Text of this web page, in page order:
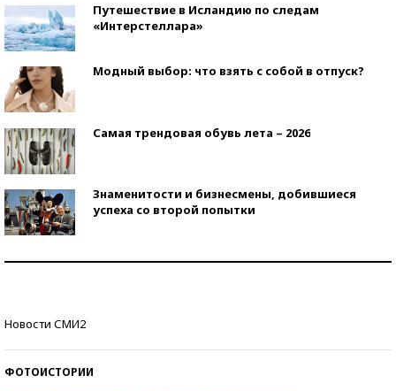
Путешествие в Исландию по следам
«Интерстеллара»
Модный выбор: что взять с собой в отпуск?
Самая трендовая обувь лета – 2026
Знаменитости и бизнесмены, добившиеся
успеха со второй попытки
Новости СМИ2
ФОТОИСТОРИИ